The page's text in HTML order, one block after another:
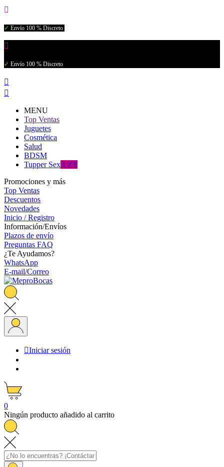

✓ Envío 100 % Discreto

✓ Envío 100 % Discreto


MENU
Top Ventas
Juguetes
Cosmética
Salud
BDSM
Tupper Sex LZT
Promociones y más
Top Ventas
Descuentos
Novedades
Inicio / Registro
Información/Envíos
Plazos de envío
Preguntas FAQ
¿Te Ayudamos?
WhatsApp
E-mail/Correo
Iniciar sesión
0
Ningún producto añadido al carrito